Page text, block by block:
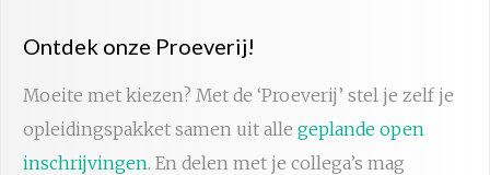
Ontdek onze Proeverij!
Moeite met kiezen? Met de ‘Proeverij’ stel je zelf je
opleidingspakket samen uit alle geplande open
inschrijvingen. En delen met je collega’s mag